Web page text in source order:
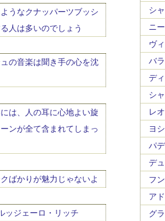
うなクナッパーツブッシ
人は多いのでしょう
の音楽は聞き手の心を沈
は、人の耳に心地よい旋
ンが全て含まれてしまっ
ばかりが魅力じゃないよ
ッジェーロ・リッチ
シ
ニ
ヴ
バ
デ
シ
レ
ヨ
パ
デ
フ
ア
グ